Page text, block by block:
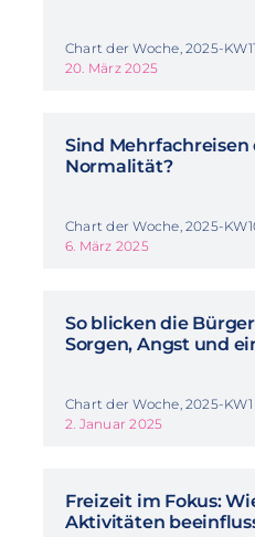
Chart der Woche, 2025-KW11
20. März 2025
Sind Mehrfachreisen
Normalität?
Chart der Woche, 2025-
6. März 2025
So blicken die
Sorgen, Angst und
Chart der Woche, 2025-KW1
2. Januar 2025
Freizeit im Fokus:
Aktivitäten